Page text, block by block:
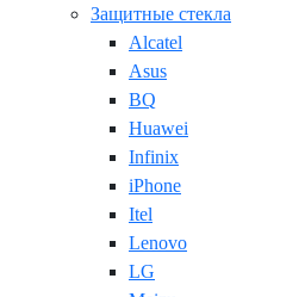
Защитные стекла
Alcatel
Asus
BQ
Huawei
Infinix
iPhone
Itel
Lenovo
LG